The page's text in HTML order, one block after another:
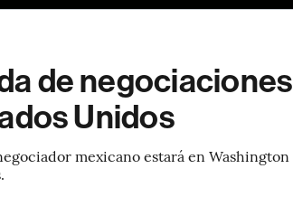
de negociaciones
Unidos
mexicano estará en Washington